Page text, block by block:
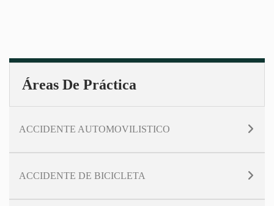
Áreas De Práctica
ACCIDENTE AUTOMOVILISTICO
ACCIDENTE DE BICICLETA